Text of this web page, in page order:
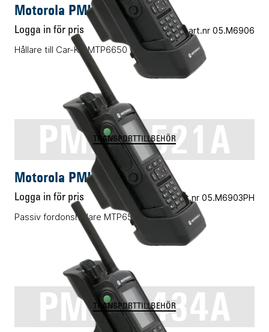
Motorola PMLN7026A
Logga in för pris Vårt art.nr 05.M6906
Hållare till Car-Kit MTP6650
PMLN6521A
TRANSPORTTILLBEHÖR
Motorola PMLN6521A
Logga in för pris Vårt art.nr 05.M6903PH
Passiv fordonshållare MTP6550/6750
PMLN6434A
TRANSPORTTILLBEHÖR